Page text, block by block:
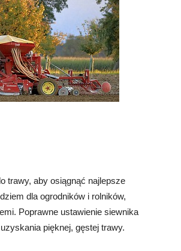
trawy, aby osiągnąć najlepsze
dla ogrodników i rolników,
Poprawne ustawienie siewnika
pięknej, gęstej trawy.